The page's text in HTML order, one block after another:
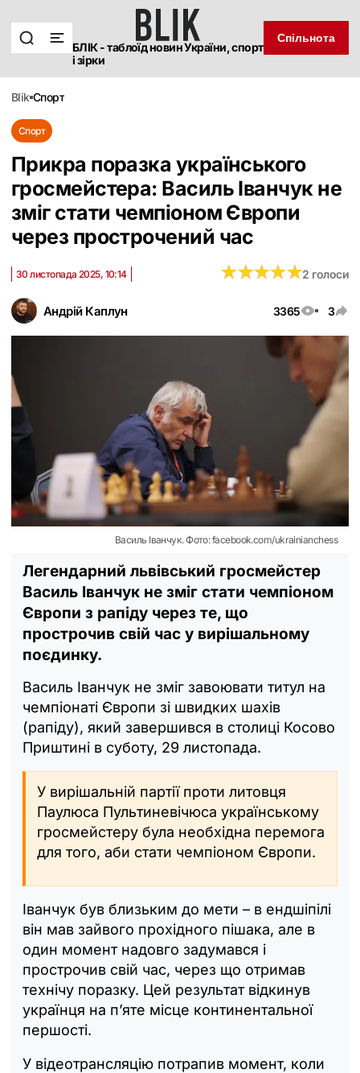
БЛІК - таблоїд новин України, спорт
і зірки
Спільнота
blik спорт
Спорт
Прикра поразка українського
гросмейстера: Василь Іванчук не
зміг стати чемпіоном Європи
через прострочений час
Андрій Каплун 3365 3
30 листопада 2025, 10:14 ★★★★★
★★★★★2 голоси
Василь Іванчук. Фото: facebook.com/ukrainianchess
Легендарний львівський гросмейстер
Василь Іванчук не зміг стати чемпіоном
Європи з рапіду через те, що
прострочив свій час у вирішальному
поєдинку.
Василь Іванчук не зміг завоювати титул на
чемпіонаті Європи зі швидких шахів
(рапіду), який завершився в столиці Косово
Приштині в суботу, 29 листопада.
У вирішальній партії проти литовця
Паулюса Пультиневічюса українському
гросмейстеру була необхідна перемога
для того, аби стати чемпіоном Європи.
Іванчук був близьким до мети – в ендшіпілі
він мав зайвого прохідного пішака, але в
один момент надовго задумався і
прострочив свій час, через що отримав
технічу поразку. Цей результат відкинув
українця на п’яте місце континентальної
першості.
У відеотрансляцію потрапив момент, коли